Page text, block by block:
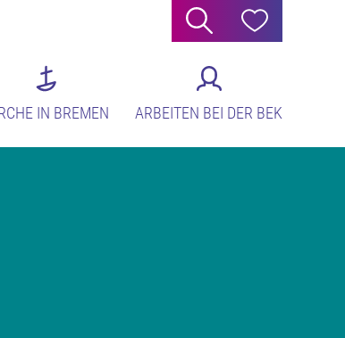
Suche Hilfe
IN BREMEN ARBEITEN BEI DER BEK